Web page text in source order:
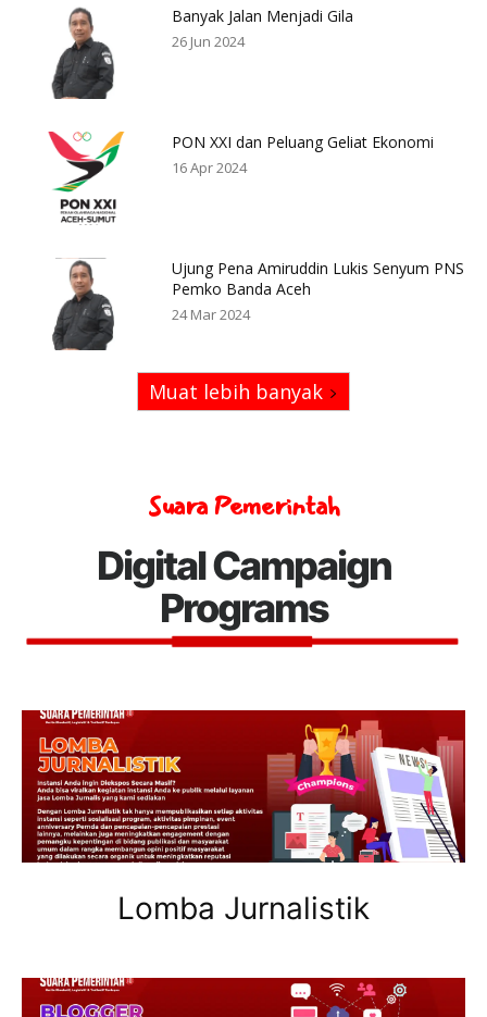
Banyak Jalan Menjadi Gila
26 Jun 2024
PON XXI dan Peluang Geliat Ekonomi
16 Apr 2024
Ujung Pena Amiruddin Lukis Senyum PNS
Pemko Banda Aceh
24 Mar 2024
Muat lebih banyak
Suara Pemerintah
Digital Campaign
Programs
Lomba Jurnalistik